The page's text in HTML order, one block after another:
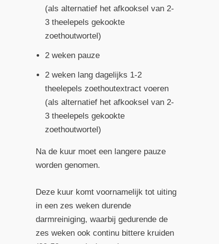
(als alternatief het afkooksel van 2-
3 theelepels gekookte
zoethoutwortel)
2 weken pauze
2 weken lang dagelijks 1-2
theelepels zoethoutextract voeren
(als alternatief het afkooksel van 2-
3 theelepels gekookte
zoethoutwortel)
Na de kuur moet een langere pauze
worden genomen.
Deze kuur komt voornamelijk tot uiting
in een zes weken durende
darmreiniging, waarbij gedurende de
zes weken ook continu bittere kruiden